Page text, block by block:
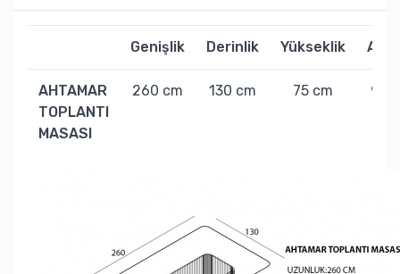
Genişlik Derinlik Yükseklik
AHTAMAR
TOPLANTI
MASASI
260 cm 130 cm 75 cm 95